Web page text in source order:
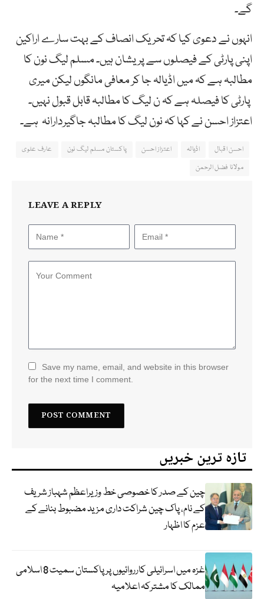
گے۔
انہوں نے دعوی کیا کہ تحریک انصاف کے بہت سارے اراکین
اپنی پارٹی کے فیصلوں سے پریشان ہیں۔ مسلم لیگ نون کا
مطالبہ ہے کہ میں اڈیالہ جا کر معافی مانگوں لیکن میری
پارٹی کا فیصلہ ہے کہ ن لیگ کا مطالبہ قابل قبول نہیں۔
اعتزاز احسن نے کہا کہ نون لیگ کا مطالبہ جاگیردارانہ ہے۔
احسن اقبال اڈیالہ اعتزاز احسن پاکستان مسلم لیگ نون
عارف علوی
مولانا فضل الرحمن
LEAVE A REPLY
Save my name, email, and website in this browser
for the next time I comment.
تازہ ترین خبریں
چین کے صدر کا خصوصی خط وزیراعظم شہباز شریف
کے نام، پاک چین شراکت داری مزید مضبوط بنانے کے
عزم کا اظہار
غزہ میں اسرائیلی کارروائیوں پر پاکستان سمیت 8 اسلامی
ممالک کا مشترکہ اعلامیہ